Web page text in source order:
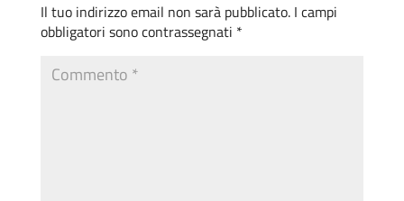
Il tuo indirizzo email non sarà pubblicato. I campi
obbligatori sono contrassegnati *